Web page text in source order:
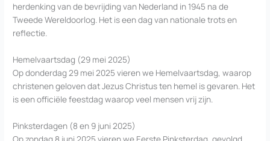
herdenking van de bevrijding van Nederland in 1945 na de
Tweede Wereldoorlog. Het is een dag van nationale trots en
reflectie.
Hemelvaartsdag (29 mei 2025)
Op donderdag 29 mei 2025 vieren we Hemelvaartsdag, waarop
christenen geloven dat Jezus Christus ten hemel is gevaren. Het
is een officiële feestdag waarop veel mensen vrij zijn.
Pinksterdagen (8 en 9 juni 2025)